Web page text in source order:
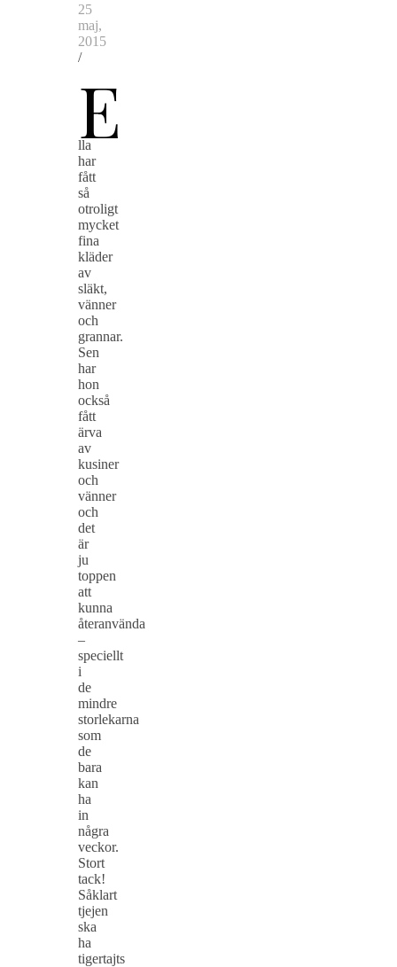
25
maj,
2015
/
E
lla
har
fått
så
otroligt
mycket
fina
kläder
av
släkt,
vänner
och
grannar.
Sen
har
hon
också
fått
ärva
av
kusiner
och
vänner
och
det
är
ju
toppen
att
kunna
återanvända
–
speciellt
i
de
mindre
storlekarna
som
de
bara
kan
ha
in
några
veckor.
Stort
tack!
Såklart
tjejen
ska
ha
tigertajts